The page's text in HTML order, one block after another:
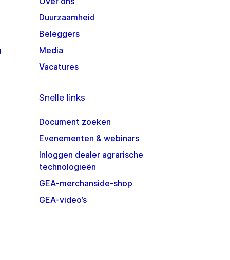
Duurzaamheid
Beleggers
Media
Vacatures
Snelle links
Document zoeken
Evenementen & webinars
Inloggen dealer agrarische
technologieën
GEA-merchanside-shop
GEA-video’s